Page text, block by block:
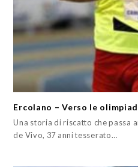
Ercolano – Verso le
Una storia di riscatto che passa
de Vivo, 37 anni tesserato…